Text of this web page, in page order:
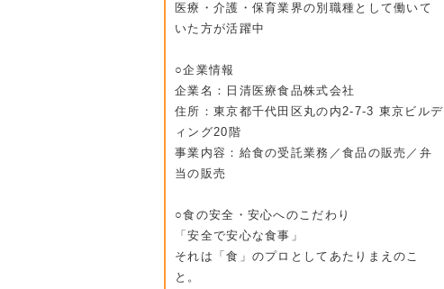
医療・介護・保育業界の別職種として働いて
いた方が活躍中
○企業情報
企業名：日清医療食品株式会社
住所：東京都千代田区丸の内2-7-3 東京ビルデ
ィング20階
事業内容：給食の受託業務／食品の販売／弁
当の販売
○食の安全・安心へのこだわり
「安全で安心な食事」
それは「食」のプロとしてあたりまえのこ
と。